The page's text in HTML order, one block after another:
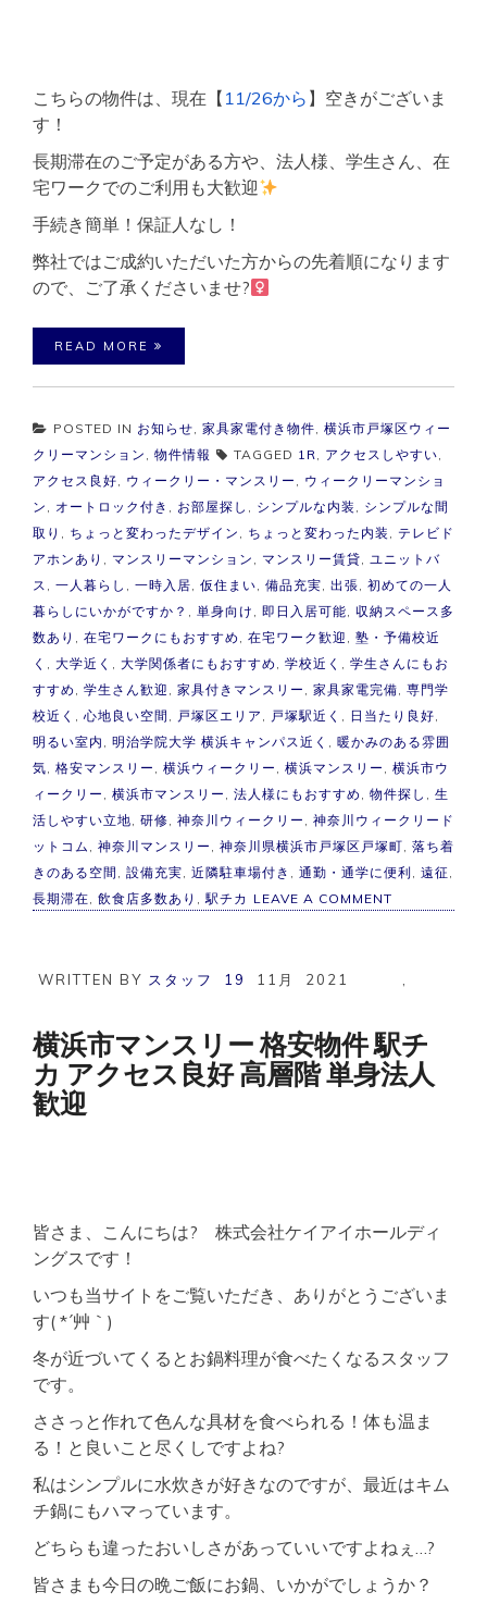
こちらの物件は、現在【 11/26から 】空きがございま
す！
長期滞在のご予定がある方や、法人様、学生さん、在
宅ワークでのご利用も大歓迎
手続き簡単！保証人なし！
弊社ではご成約いただいた方からの先着順になります
ので、ご了承くださいませ?‍
READ MORE
POSTED IN お知らせ, 家具家電付き物件, 横浜市戸塚区ウィー
クリーマンション , 物件情報 TAGGED 1R, アクセスしやすい,
アクセス良好, ウィークリー・マンスリー , ウィークリーマンショ
ン , オートロック付き , お部屋探し , シンプルな内装 , シンプルな間
取り , ちょっと変わったデザイン , ちょっと変わった内装 , テレビド
アホンあり , マンスリーマンション , マンスリー賃貸, ユニットバ
ス , 一人暮らし , 一時入居, 仮住まい, 備品充実, 出張, 初めての一人
暮らしにいかがですか？ , 単身向け , 即日入居可能, 収納スペース多
数あり , 在宅ワークにもおすすめ , 在宅ワーク歓迎 , 塾・予備校近
く , 大学近く , 大学関係者にもおすすめ , 学校近く , 学生さんにもお
すすめ , 学生さん歓迎 , 家具付きマンスリー , 家具家電完備, 専門学
校近く , 心地良い空間 , 戸塚区エリア , 戸塚駅近く , 日当たり良好,
明るい室内 , 明治学院大学 横浜キャンパス近く , 暖かみのある雰囲
気, 格安マンスリー , 横浜ウィークリー , 横浜マンスリー , 横浜市ウ
ィークリー , 横浜市マンスリー , 法人様にもおすすめ , 物件探し , 生
活しやすい立地, 研修, 神奈川ウィークリー , 神奈川ウィークリード
ットコム , 神奈川マンスリー , 神奈川県横浜市戸塚区戸塚町, 落ち着
きのある空間 , 設備充実, 近隣駐車場付き , 通勤・通学に便利 , 遠征,
長期滞在, 飲食店多数あり ,駅チカ LEAVE A COMMENT
横
ン
リ
ー
戸
塚
ス
良
立
生
に
す
す
WRITTEN BY スタッフ 19 11月 ,
2021
横浜市マンスリー 格安物件 駅チ
カ アクセス良好 高層階 単身法人
歓迎
皆さま、こんにちは? 株式会社ケイアイホールディ
ングスです！
いつも当サイトをご覧いただき、ありがとうございま
す( *´艸｀)
冬が近づいてくるとお鍋料理が食べたくなるスタッフ
です。
ささっと作れて色んな具材を食べられる！体も温ま
る！と良いこと尽くしですよね?
私はシンプルに水炊きが好きなのですが、最近はキム
チ鍋にもハマっています。
どちらも違ったおいしさがあっていいですよねぇ…?
皆さまも今日の晩ご飯にお鍋、いかがでしょうか？